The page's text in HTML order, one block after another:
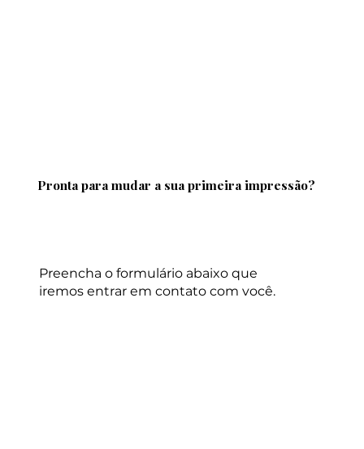
Pronta para mudar a sua primeira impressão?
Preencha o formulário abaixo que
iremos entrar em contato com você.